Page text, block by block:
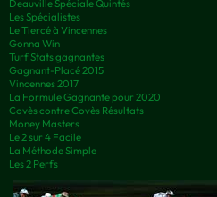
Deauville Spéciale Quintés
Les Spécialistes
Le Tiercé à Vincennes
Gonna Win
Turf Stats gagnantes
Gagnant-Placé 2015
Vincennes 2017
La Formule Gagnante pour 2020
Covès contre Covès Résultats
Money Masters
Le 2 sur 4 Facile
La Méthode Simple
Les 2 Perfs